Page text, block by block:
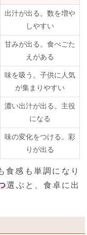
出汁が出る。数を増や
しやすい
甘みが出る。食べごた
えがある
味を吸う。子供に人気
が集まりやすい
濃い出汁が出る。主役
になる
味の変化をつける。彩
りが出る
食感も単調になり
選ぶと、食卓に出